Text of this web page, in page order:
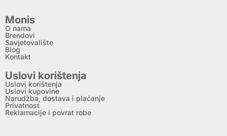
Monis
O nama
Brendovi
Savjetovalište
Blog
Kontakt
Uslovi korištenja
Uslovi korištenja
Uslovi kupovine
Narudžba, dostava i plaćanje
Privatnost
Reklamacije i povrat robe